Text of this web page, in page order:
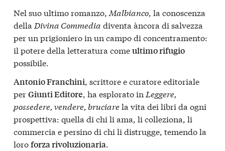
Nel suo ultimo romanzo, Malbianco, la conoscenza
della Divina Commedia diventa àncora di salvezza
per un prigioniero in un campo di concentramento:
il potere della letteratura comeultimo rifugio
possibile.
Antonio Franchini, scrittore e curatore editoriale
perGiunti Editore, ha esplorato in Leggere,
possedere, vendere, bruciarela vita dei libri da ogni
prospettiva: quella di chi li ama, li colleziona, li
commercia e persino di chi li distrugge, temendo la
loroforza rivoluzionaria.